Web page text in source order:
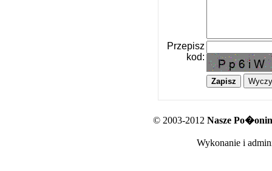
Przepisz
kod:
© 2003-2012 Nasze
Wykonanie i